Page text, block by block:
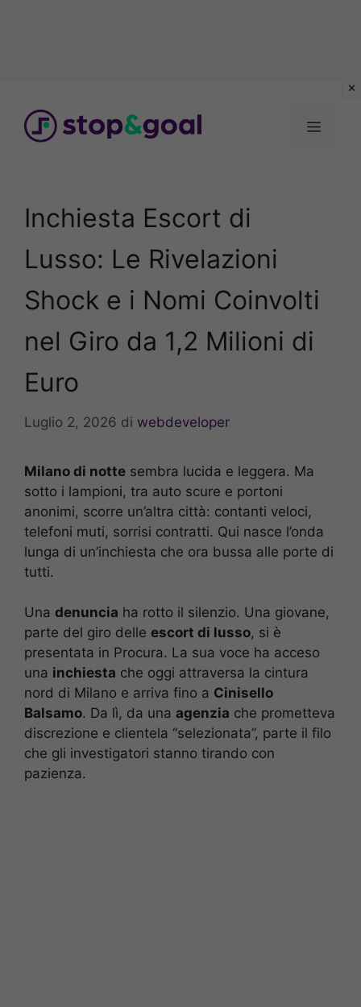
contenuto
Menu
Inchiesta Escort di
Lusso: Le Rivelazioni
Shock e i Nomi Coinvolti
nel Giro da 1,2 Milioni di
Euro
Luglio 2, 2026 di webdeveloper
Milano di notte sembra lucida e leggera. Ma
sotto i lampioni, tra auto scure e portoni
anonimi, scorre un’altra città: contanti veloci,
telefoni muti, sorrisi contratti. Qui nasce l’onda
lunga di un’inchiesta che ora bussa alle porte di
tutti.
Una denuncia ha rotto il silenzio. Una giovane,
parte del giro delle escort di lusso, si è
presentata in Procura. La sua voce ha acceso
una inchiesta che oggi attraversa la cintura
nord di Milano e arriva fino a Cinisello
Balsamo. Da lì, da una agenzia che prometteva
discrezione e clientela “selezionata”, parte il filo
che gli investigatori stanno tirando con
pazienza.